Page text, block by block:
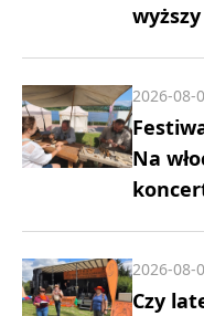
Na
2026-08-
Czy
2026-08-